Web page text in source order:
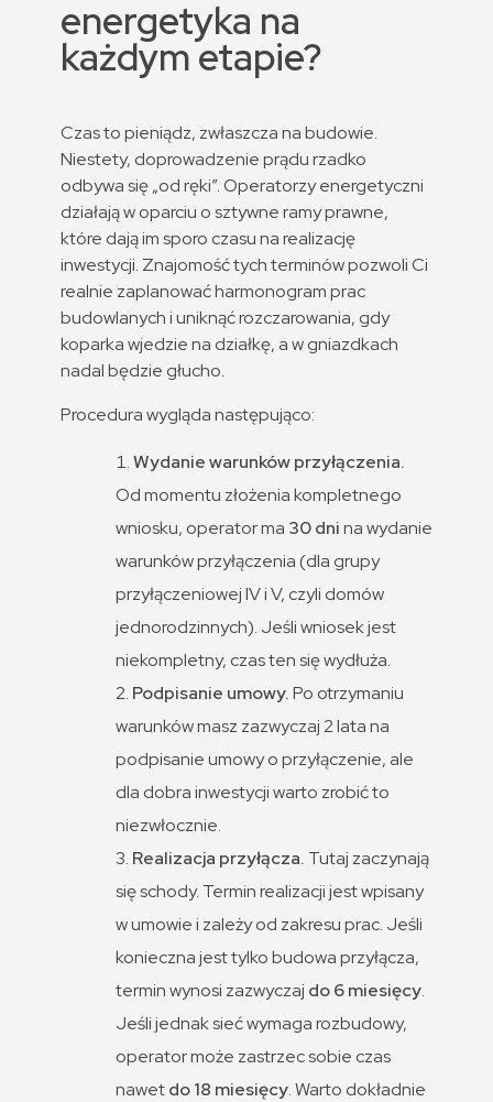
energetyka na
każdym etapie?
Czas to pieniądz, zwłaszcza na budowie.
Niestety, doprowadzenie prądu rzadko
odbywa się „od ręki”. Operatorzy energetyczni
działają w oparciu o sztywne ramy prawne,
które dają im sporo czasu na realizację
inwestycji. Znajomość tych terminów pozwoli Ci
realnie zaplanować harmonogram prac
budowlanych i uniknąć rozczarowania, gdy
koparka wjedzie na działkę, a w gniazdkach
nadal będzie głucho.
Procedura wygląda następująco:
Wydanie warunków przyłączenia.
Od momentu złożenia kompletnego
wniosku, operator ma 30 dnina wydanie
warunków przyłączenia (dla grupy
przyłączeniowej IV i V, czyli domów
jednorodzinnych). Jeśli wniosek jest
niekompletny, czas ten się wydłuża.
Podpisanie umowy.Po otrzymaniu
warunków masz zazwyczaj 2 lata na
podpisanie umowy o przyłączenie, ale
dla dobra inwestycji warto zrobić to
niezwłocznie.
Realizacja przyłącza. Tutaj zaczynają
się schody. Termin realizacji jest wpisany
w umowie i zależy od zakresu prac. Jeśli
konieczna jest tylko budowa przyłącza,
termin wynosi zazwyczaj do 6 miesięcy.
Jeśli jednak sieć wymaga rozbudowy,
operator może zastrzec sobie czas
nawetdo 18 miesięcy. Warto dokładnie